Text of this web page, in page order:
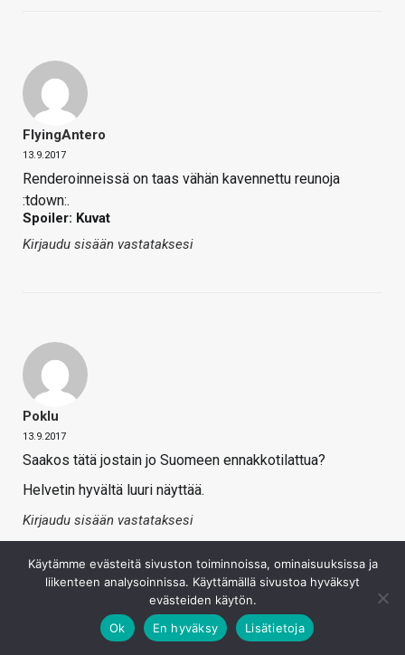
FlyingAntero
13.9.2017
Renderoinneissä on taas vähän kavennettu reunoja
:tdown:.
Spoiler: Kuvat
Kirjaudu sisään vastataksesi
Poklu
13.9.2017
Saakos tätä jostain jo Suomeen ennakkotilattua?
Helvetin hyvältä luuri näyttää.
Kirjaudu sisään vastataksesi
Kommentoi uutista tai artikkelia foorumilla
Käytämme evästeitä sivuston toiminnoissa, ominaisuuksissa ja
liikenteen analysoinnissa. Käyttämällä sivustoa hyväksyt
evästeiden käytön.
Ok
En hyväksy Lisätietoja